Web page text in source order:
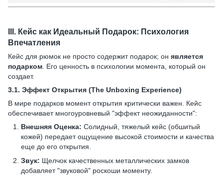
III. Кейс как Идеальный Подарок: Психология
Впечатления
Кейс для рюмок не просто содержит подарок; он является
подарком . Его ценность в психологии момента, который он
создает.
3.1. Эффект Открытия (The Unboxing Experience)
В мире подарков момент открытия критически важен. Кейс
обеспечивает многоуровневый "эффект неожиданности":
Внешняя Оценка: Солидный, тяжелый кейс (обшитый
кожей) передает ощущение высокой стоимости и качества
еще до его открытия.
Звук: Щелчок качественных металлических замков
добавляет "звуковой" роскоши моменту.